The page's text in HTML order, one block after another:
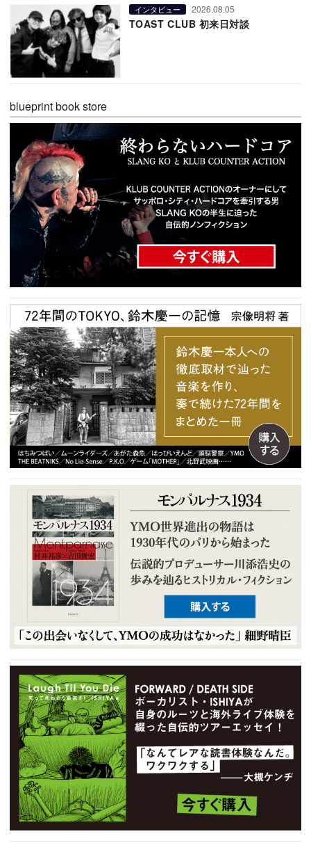
インタビュー 2026.08.05
TOAST CLUB 初来日対談
blueprint book store